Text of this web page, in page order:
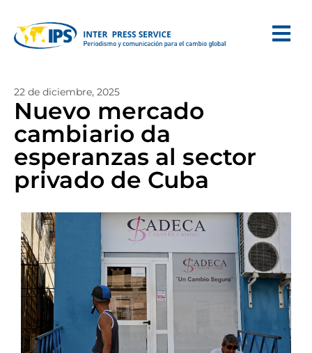
22 de diciembre, 2025
Nuevo mercado
cambiario da
esperanzas al sector
privado de Cuba